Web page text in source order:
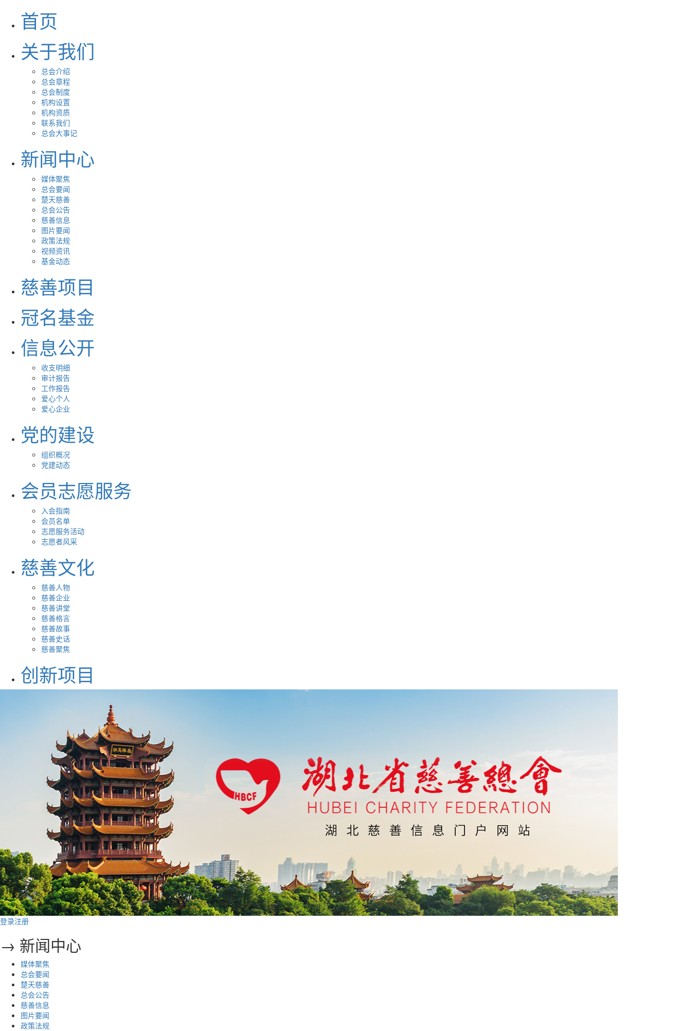
首页
关于我们
总会介绍
总会章程
总会制度
机构设置
机构资质
联系我们
总会大事记
新闻中心
媒体聚焦
总会要闻
楚天慈善
总会公告
慈善信息
图片要闻
政策法规
视频资讯
基金动态
慈善项目
冠名基金
信息公开
收支明细
审计报告
工作报告
爱心个人
爱心企业
党的建设
组织概况
党建动态
会员志愿服务
入会指南
会员名单
志愿服务活动
志愿者风采
慈善文化
慈善人物
慈善企业
慈善讲堂
慈善格言
慈善故事
慈善史话
慈善聚焦
创新项目
登录注册
→ 新闻中心
媒体聚焦
总会要闻
楚天慈善
总会公告
慈善信息
图片要闻
政策法规